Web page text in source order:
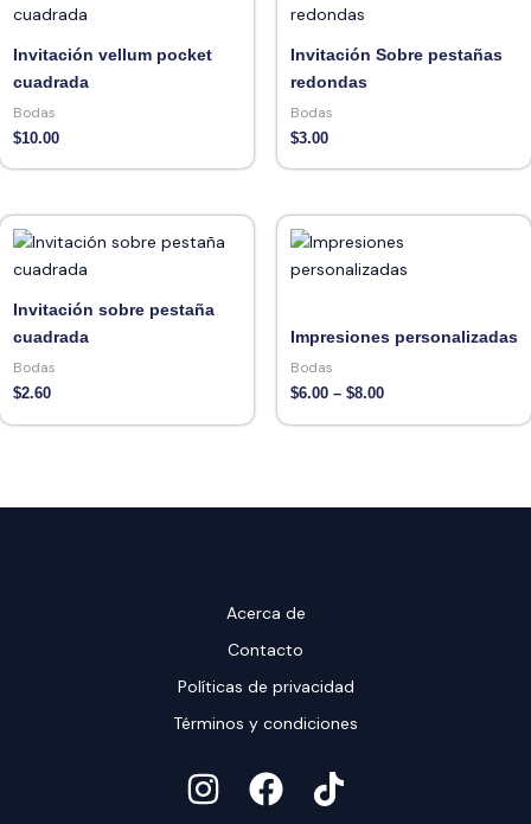
Invitación vellum pocket
cuadrada
Bodas
$10.00
Invitación Sobre pestañas
redondas
Bodas
$3.00
Invitación sobre pestaña
cuadrada
Bodas
$2.60
Impresiones personalizadas
Bodas
$6.00 – $8.00
range:
$6.00
Acerca de
Contacto
Políticas de privacidad
Términos y condiciones